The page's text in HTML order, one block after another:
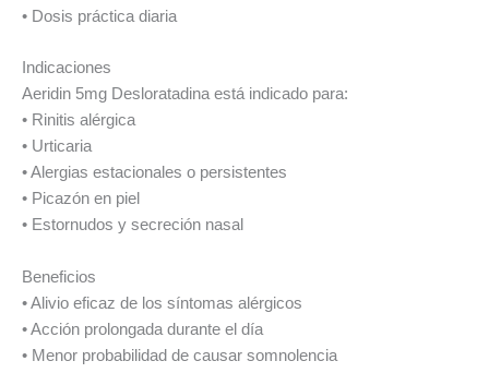
• Dosis práctica diaria
Indicaciones
Aeridin 5mg Desloratadina está indicado para:
• Rinitis alérgica
• Urticaria
• Alergias estacionales o persistentes
• Picazón en piel
• Estornudos y secreción nasal
Beneficios
• Alivio eficaz de los síntomas alérgicos
• Acción prolongada durante el día
• Menor probabilidad de causar somnolencia